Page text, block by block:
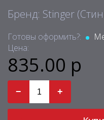
Бренд: Stinger
Готовы оформить?:
Цена:
835.00 р
− +